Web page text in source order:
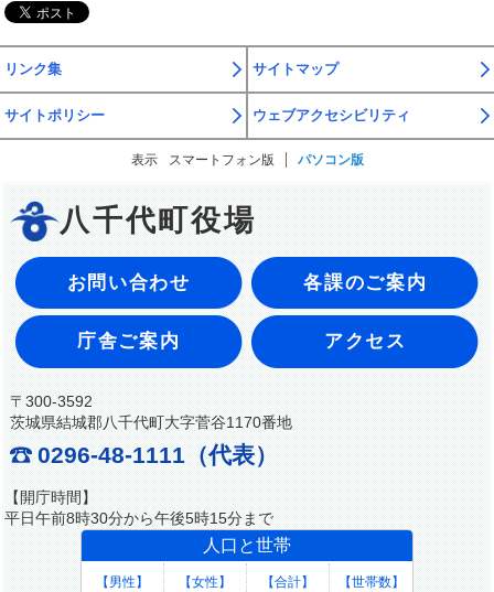
リンク集 サイトマップ
サイトポリシー ウェブアクセシビリティ
表示 スマートフォン版 パソコン版
八千代町役場
お問い合わせ 各課のご案内
庁舎ご案内 アクセス
〒300-3592
茨城県結城郡八千代町大字菅谷1170番地
0296-48-1111（代表）
【開庁時間】
平日午前8時30分から午後5時15分まで